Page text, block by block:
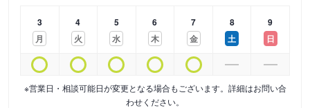
3
月
4
火
5
水
6
木
7
金
8
土
9
日
※営業日・相談可能日が変更となる場合もございます。詳細はお問い合
わせください。